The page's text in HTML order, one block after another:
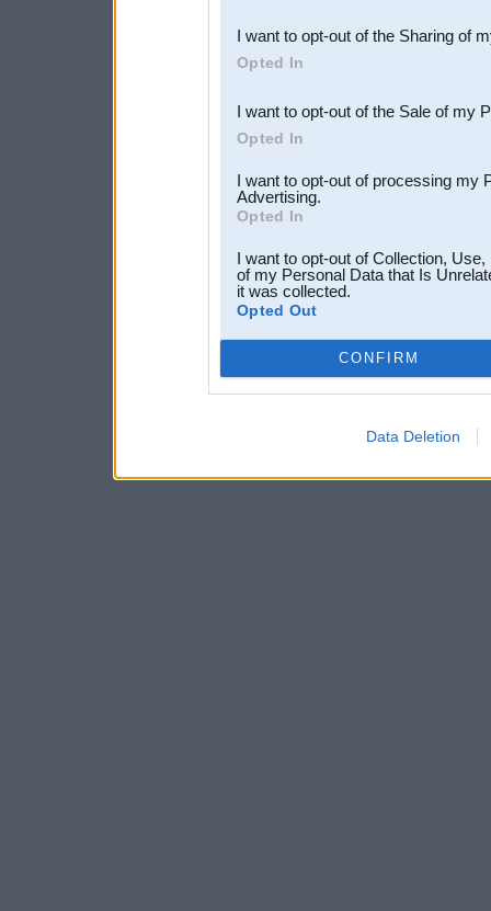
Downstream Participants
third parties.
I want to opt-out of the Sharing of
Opted In
I want to opt-out of the Sale of my
Opted In
I want to opt-out of processing my
Advertising.
Opted In
I want to opt-out of Collection,
of my Personal Data that Is
it was collected.
Opted Out
CONFIRM
Data Deletion